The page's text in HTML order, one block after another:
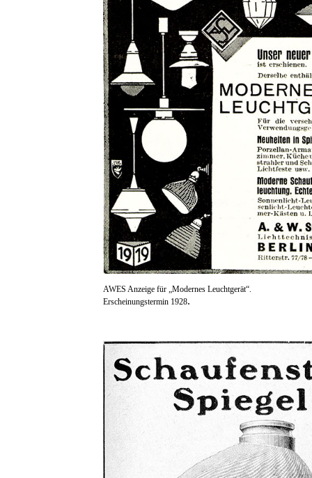
AWES Anzeige für „Modernes Leuchtgerät“.
Erscheinungstermin 1928.